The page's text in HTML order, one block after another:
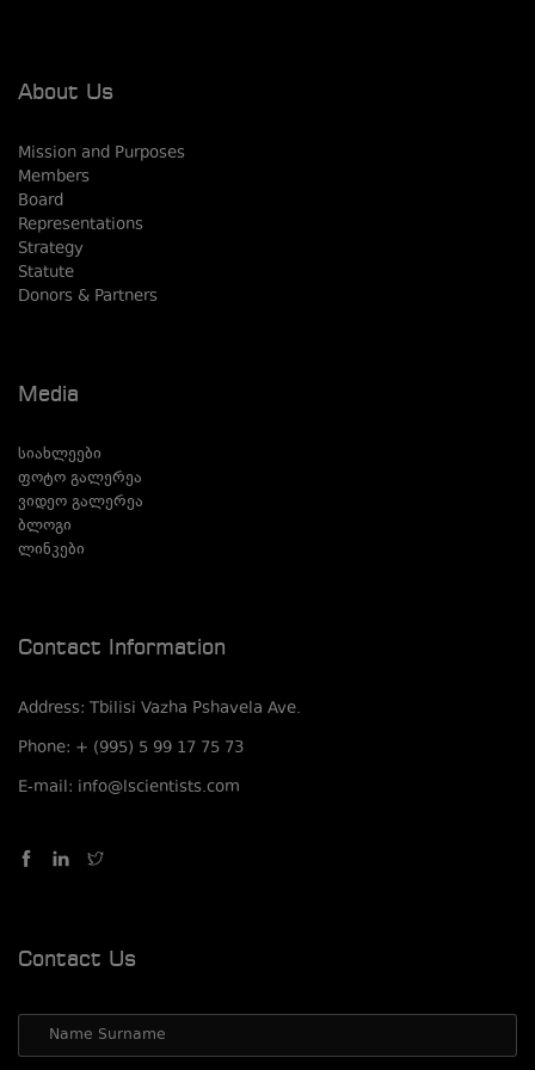
About Us
Mission and Purposes
Members
Board
Representations
Strategy
Statute
Donors & Partners
Media
სიახლეები
ფოტო გალერეა
ვიდეო გალერეა
ბლოგი
ლინკები
Contact Information
Address: Tbilisi Vazha Pshavela Ave.
Phone: + (995) 5 99 17 75 73
E-mail: info@lscientists.com
Contact Us